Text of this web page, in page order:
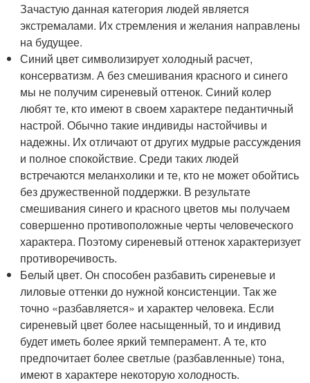
Зачастую данная категория людей является
экстремалами. Их стремления и желания направлены
на будущее.
Синий цвет символизирует холодный расчет,
консерватизм. А без смешивания красного и синего
мы не получим сиреневый оттенок. Синий колер
любят те, кто имеют в своем характере педантичный
настрой. Обычно такие индивиды настойчивы и
надежны. Их отличают от других мудрые рассуждения
и полное спокойствие. Среди таких людей
встречаются меланхолики и те, кто не может обойтись
без дружественной поддержки. В результате
смешивания синего и красного цветов мы получаем
совершенно противоположные черты человеческого
характера. Поэтому сиреневый оттенок характеризует
противоречивость.
Белый цвет. Он способен разбавить сиреневые и
лиловые оттенки до нужной консистенции. Так же
точно «разбавляется» и характер человека. Если
сиреневый цвет более насыщенный, то и индивид
будет иметь более яркий темперамент. А те, кто
предпочитает более светлые (разбавленные) тона,
имеют в характере некоторую холодность.